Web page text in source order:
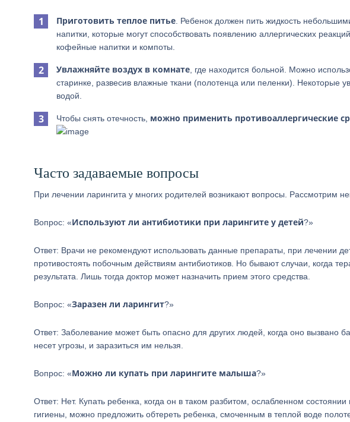
Приготовить теплое питье . Ребенок должен пить жидкость
напитки, которые могут способствовать появлению аллергических
кофейные напитки и компоты.
Увлажняйте воздух в комнате , где находится больной. Можно
старинке, развесив влажные ткани (полотенца или пеленки). Некоторые
водой.
Чтобы снять отечность, можно применить противоаллергические
Часто задаваемые вопросы
При лечении ларингита у многих родителей возникают вопросы. Рассмотрим
Вопрос: «Используют ли антибиотики при ларингите у детей?»
Ответ: Врачи не рекомендуют использовать данные препараты, при лечении
противостоять побочным действиям антибиотиков. Но бывают случаи, когда
результата. Лишь тогда доктор может назначить прием этого средства.
Вопрос: «Заразен ли ларингит?»
Ответ: Заболевание может быть опасно для других людей, когда оно вызвано
несет угрозы, и заразиться им нельзя.
Вопрос: «Можно ли купать при ларингите малыша?»
Ответ: Нет. Купать ребенка, когда он в таком разбитом, ослабленном
гигиены, можно предложить обтереть ребенка, смоченным в теплой воде